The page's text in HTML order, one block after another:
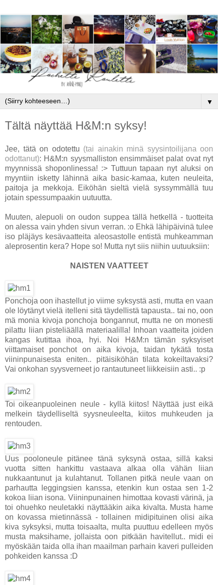
▼
Tältä näyttää H&M:n syksy!
Jee, tätä on odotettu (tai ainakin minä syysintoilijana oon
odottanut): H&M:n syysmalliston ensimmäiset palat ovat nyt
myynnissä shoponlinessa! :> Tuttuun tapaan nyt aluksi on
myyntiin isketty lähinnä aika basic-kamaa, kuten neuleita,
paitoja ja mekkoja. Eiköhän sieltä vielä syssymmällä tuu
jotain spessumpaakin uutuutta.
Muuten, alepuoli on oudon suppea tällä hetkellä - tuotteita
on alessa vain yhden sivun verran. :o Ehkä lähipäivinä tulee
iso pläjäys kesävaatteita aleosastolle entistä muhkeamman
aleprosentin kera? Hope so! Mutta nyt siis niihin uutuuksiin:
NAISTEN VAATTEET
Ponchoja oon ihastellut jo viime syksystä asti, mutta en vaan
ole löytänyt vielä itelleni sitä täydellistä tapausta.. tai no, oon
mä monia kivoja ponchoja bongannut, mutta ne on monesti
pilattu liian pisteliäällä materiaalilla! Inhoan vaatteita joiden
kangas kutittaa ihoa, hyi. Noi H&M:n tämän syksyiset
viittamaiset ponchot on aika kivoja, taidan tykätä tosta
viininpunaisesta eniten.. pitäisiköhän tilata kokeiltavaksi?
Vai onkohan syysverneet jo rantautuneet liikkeisiin asti.. :p
Toi oikeanpuoleinen neule - kyllä kiitos! Näyttää just eikä
melkein täydelliseltä syysneuleelta, kiitos muhkeuden ja
rentouden.
Uus pooloneule pitänee tänä syksynä ostaa, sillä kaksi
vuotta sitten hankittu vastaava alkaa olla vähän liian
nukkaantunut ja kulahtanut. Tollanen pitkä neule vaan on
parhautta leggingsien kanssa, etenkin kun ostaa sen 1-2
kokoa liian isona. Viininpunainen himottaa kovasti värinä, ja
toi ohuehko neuletakki näyttääkin aika kivalta. Musta hame
on kovassa mietinnässä - tollainen midipituinen olisi aika
kiva syksyksi, mutta toisaalta, multa puuttuu edelleen myös
musta maksihame, jollaista oon pitkään havitellut.. midi ei
myöskään taida olla ihan maailman parhain kaveri pulleiden
pohkeiden kanssa :D